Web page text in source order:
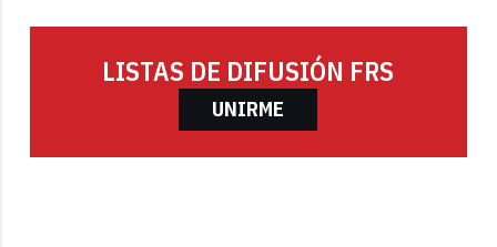
LISTAS DE DIFUSIÓN FRS
UNIRME